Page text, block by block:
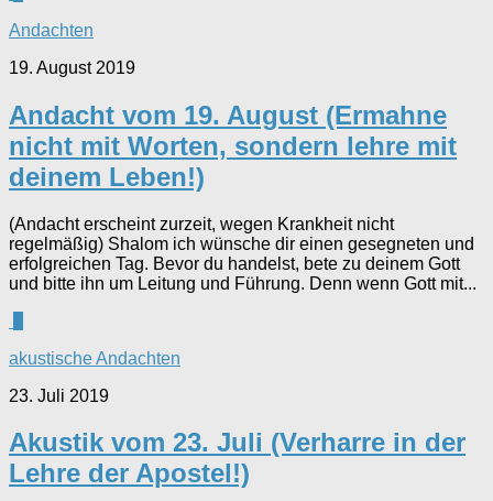
Andachten
19. August 2019
Andacht vom 19. August (Ermahne
nicht mit Worten, sondern lehre mit
deinem Leben!)
(Andacht erscheint zurzeit, wegen Krankheit nicht
regelmäßig) Shalom ich wünsche dir einen gesegneten und
erfolgreichen Tag. Bevor du handelst, bete zu deinem Gott
und bitte ihn um Leitung und Führung. Denn wenn Gott mit...
akustische Andachten
23. Juli 2019
Akustik vom 23. Juli (Verharre in der
Lehre der Apostel!)